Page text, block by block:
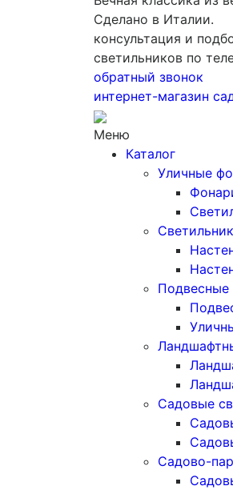
Сделано в Италии.
консультация и
светильников по
обратный звонок
интернет-магазин
Меню
Каталог
Уличные
Подвесные
Садовые
Садово-